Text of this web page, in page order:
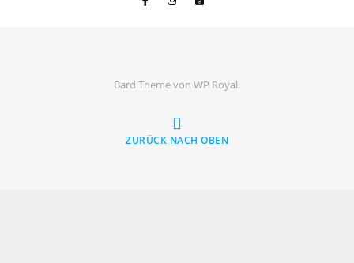
Bard Theme von WP Royal.
ZURÜCK NACH OBEN